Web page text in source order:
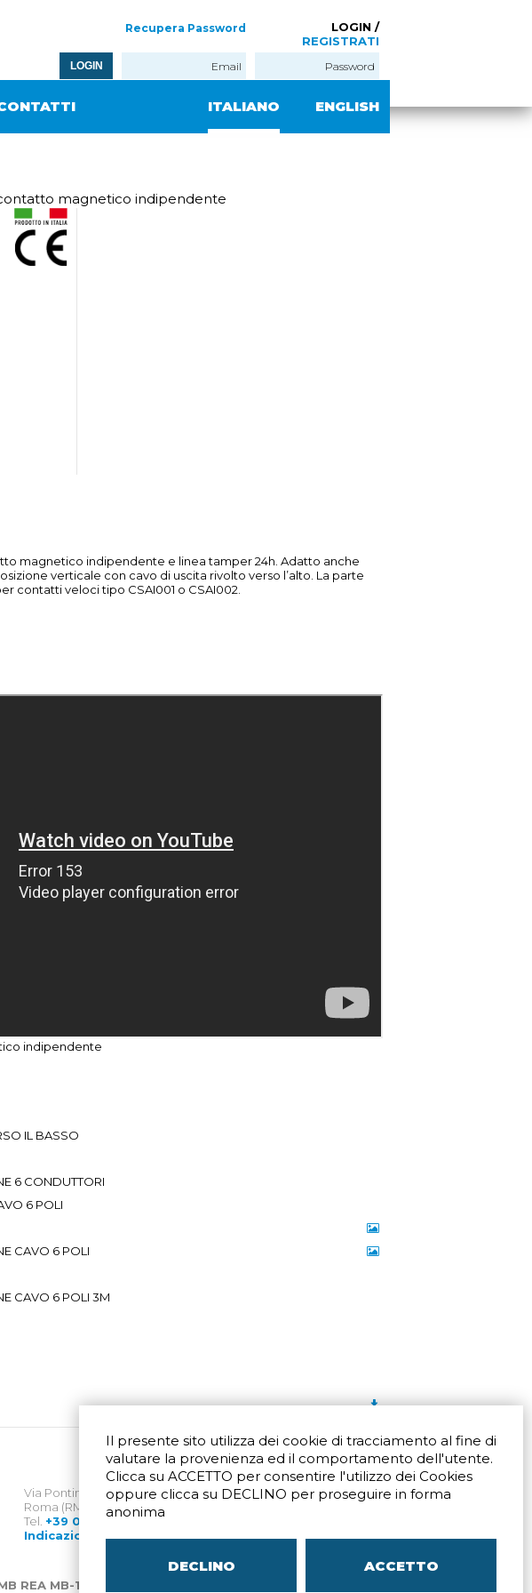
Il presente sito utilizza dei cookie di tracciamento al fine di
valutare la provenienza ed il comportamento dell'utente.
Clicca su ACCETTO per consentire l'utilizzo dei Cookies
oppure clicca su DECLINO per proseguire in forma
anonima
DECLINO ACCETTO
LOGIN /
REGISTRATI
Recupera Password
LOGIN
ENGLISH
ITALIANO
magnetico indipendente
magnetico indipendente e linea tamper 24h. Adatto anche
verticale con cavo di uscita rivolto verso l’alto. La parte
contatti veloci tipo CSAI001 o CSAI002.
indipendente
IL BASSO
6 CONDUTTORI
6 POLI
CAVO 6 POLI
CAVO 6 POLI 3M
Via Pontina 583
Roma (RM) 00128
Tel. +39 06 80079273
Indicazioni Stradali
Via San Crispino 64
Padova (PD) 35129
REA MB-1176225